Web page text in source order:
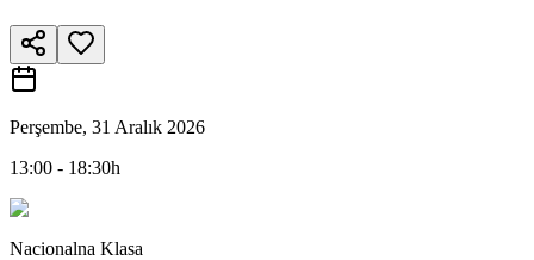
Perşembe, 31 Aralık 2026
13:00 - 18:30h
Nacionalna Klasa